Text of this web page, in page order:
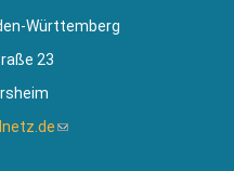
Württemberg
23
(Link